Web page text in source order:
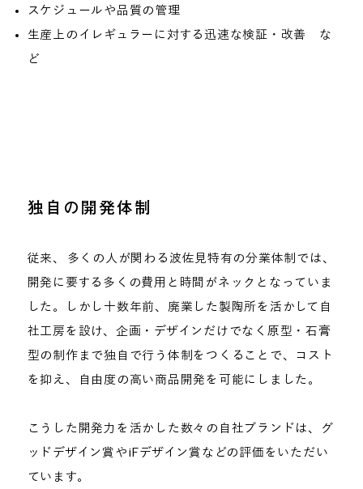
スケジュールや品質の管理
生産上のイレギュラーに対する迅速な検証・改善 な
ど
独自の開発体制
従来、 多くの人が関わる波佐見特有の分業体制では、
開発に要する多くの費用と時間がネックとなっていま
した。しかし十数年前、廃業した製陶所を活かして自
社工房を設け、企画・デザインだけでなく原型・石膏
型の制作まで独自で行う体制をつくることで、コスト
を抑え、自由度の高い商品開発を可能にしました。
こうした開発力を活かした数々の自社ブランドは、グ
ッドデザイン賞やiFデザイン賞などの評価をいただい
ています。